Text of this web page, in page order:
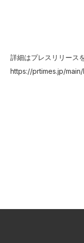
詳細はプレスリリース
https://prtimes.jp/